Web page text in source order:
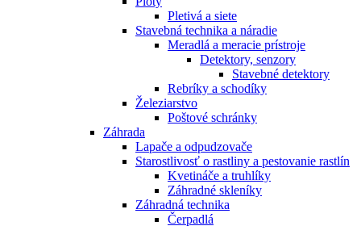
Pletivá a siete
Stavebná technika a náradie
Meradlá a meracie prístroje
Detektory, senzory
Stavebné detektory
Rebríky a schodíky
Železiarstvo
Poštové schránky
Záhrada
Lapače a odpudzovače
Starostlivosť o rastliny a pestovanie rastlín
Kvetináče a truhlíky
Záhradné skleníky
Záhradná technika
Čerpadlá